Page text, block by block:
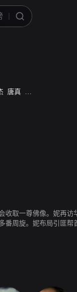
唐真 苏祥
取一尊佛像。妮再
周旋。妮布局引匪